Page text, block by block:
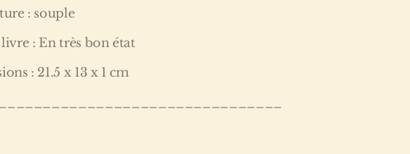
: souple
: En très bon état
: 21.5 x 13 x 1 cm